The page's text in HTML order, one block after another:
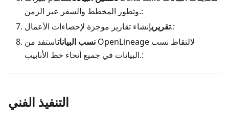
وتطور المخطط والسفر عبر الزمن.:
تقريريإنشاء تقارير موجزة لإحصاءات الأعمال.:
نسب البياناتاستفد من OpenLineage لالتقاط نسب
البيانات في جميع أنحاء خط الأنابيب.:
التنفيذ الفني